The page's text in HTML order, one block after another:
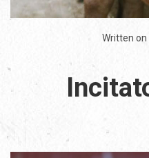
Written on